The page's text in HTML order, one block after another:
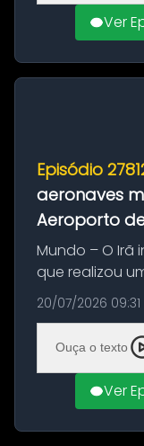
Ver
Episódio
aeronaves
Aeroporto
Mundo – O Irã
que realizou
militares dos
Aeroporto de
21ª fase da
20/07/2026 09:31
Ouça o texto
Ver